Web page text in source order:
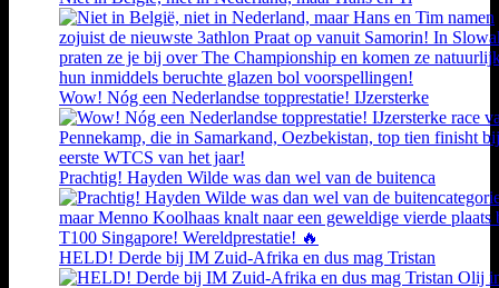
Wow! Nóg een Nederlandse topprestatie! IJzersterke
Prachtig! Hayden Wilde was dan wel van de buitenca
HELD! Derde bij IM Zuid-Afrika en dus mag Tristan